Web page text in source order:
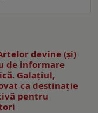
devine (şi)
de informare
Galaţiul,
ca destinaţie
pentru